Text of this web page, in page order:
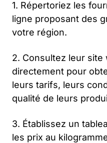
1. Répertoriez les
ligne proposant des
votre région.
2. Consultez leur
directement pour
leurs tarifs, leurs
qualité de leurs
3. Établissez un
les prix au